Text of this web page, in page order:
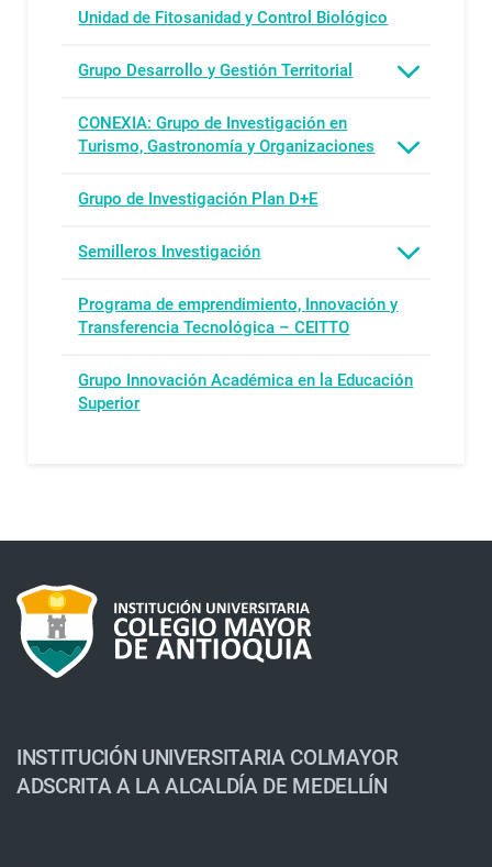
Unidad de Fitosanidad y Control Biológico
Grupo Desarrollo y Gestión Territorial
CONEXIA: Grupo de Investigación en
Turismo, Gastronomía y Organizaciones
Grupo de Investigación Plan D+E
Semilleros Investigación
Programa de emprendimiento, Innovación y
Transferencia Tecnológica – CEITTO
Grupo Innovación Académica en la Educación
Superior
INSTITUCIÓN UNIVERSITARIA COLMAYOR
ADSCRITA A LA ALCALDÍA DE MEDELLÍN